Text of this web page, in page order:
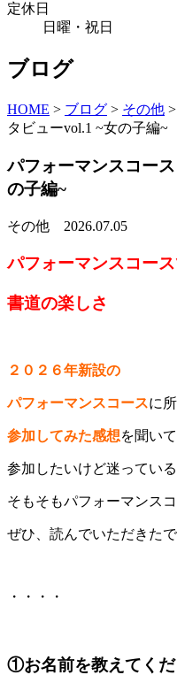
定休日
日曜・祝日
ブログ
HOME > ブログ > その他 >
タビューvol.1 ~女の子編~
パフォーマンスコー
の子編~
その他 2026.07.05
パフォーマンスコー
書道の楽しさ
２０２６年新設の
パフォーマンスコースに
参加してみた感想を聞い
参加したいけど迷っている
そもそもパフォーマンス
ぜひ、読んでいただきたで
・・・・
①お名前を教えてくだ